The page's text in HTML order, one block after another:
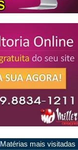
Matérias mais visitadas